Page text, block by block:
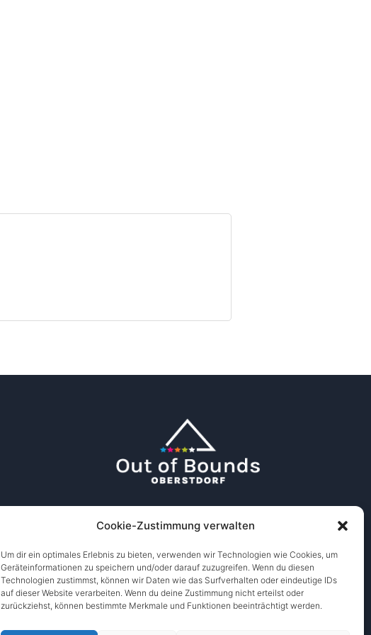
Cookie-Zustimmung verwalten
Um dir ein optimales Erlebnis zu bieten, verwenden wir Technologien wie Cookies, um
Geräteinformationen zu speichern und/oder darauf zuzugreifen. Wenn du diesen
Technologien zustimmst, können wir Daten wie das Surfverhalten oder eindeutige IDs
auf dieser Website verarbeiten. Wenn du deine Zustimmung nicht erteilst oder
zurückziehst, können bestimmte Merkmale und Funktionen beeinträchtigt werden.